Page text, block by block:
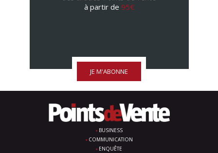
à partir de 95€
JE M'ABONNE
BUSINESS
COMMUNICATION
ENQUÊTE